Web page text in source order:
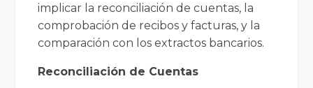
implicar la reconciliación de cuentas, la
comprobación de recibos y facturas, y la
comparación con los extractos bancarios.
Reconciliación de Cuentas